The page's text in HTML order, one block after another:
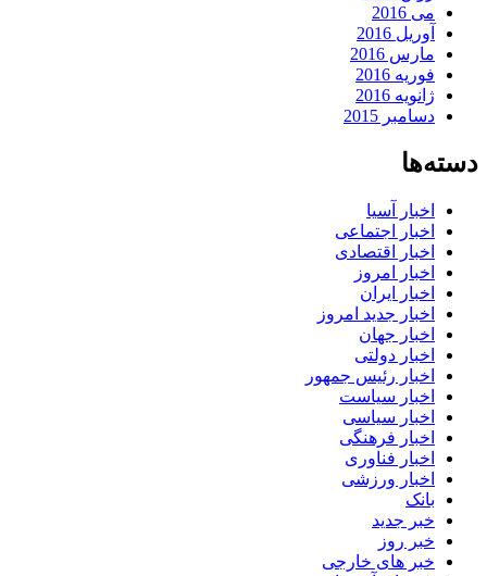
می 2016
آوریل 2016
مارس 2016
فوریه 2016
ژانویه 2016
دسامبر 2015
دسته‌ها
اخبار آسیا
اخبار اجتماعی
اخبار اقتصادی
اخبار امروز
اخبار ایران
اخبار جدید امروز
اخبار جهان
اخبار دولتی
اخبار رئیس جمهور
اخبار سیاست
اخبار سیاسی
اخبار فرهنگی
اخبار فناوری
اخبار ورزشی
بانک
خبر جدید
خبر روز
خبر های خارجی